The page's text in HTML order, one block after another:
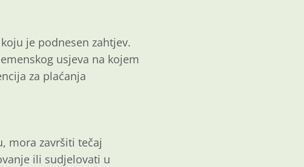
je podnesen zahtjev.
usjeva na kojem
za plaćanja
mora završiti tečaj
ili sudjelovati u